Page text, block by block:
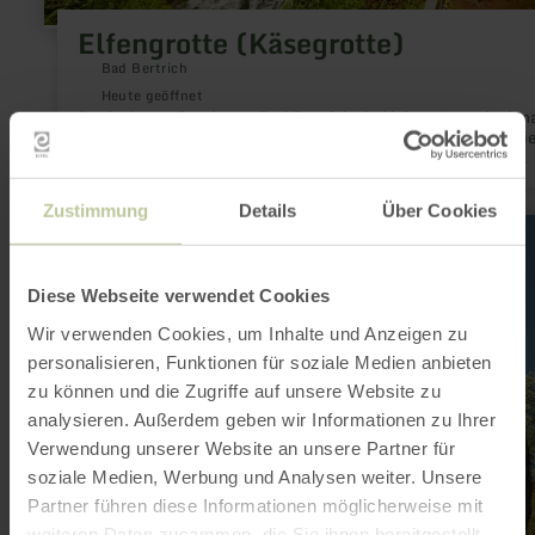
Zustimmung Details Über Cookies
Diese Webseite verwendet Cookies
Wir verwenden Cookies, um Inhalte und Anzeigen zu
personalisieren, Funktionen für soziale Medien anbieten
zu können und die Zugriffe auf unsere Website zu
analysieren. Außerdem geben wir Informationen zu Ihrer
Verwendung unserer Website an unsere Partner für
soziale Medien, Werbung und Analysen weiter. Unsere
Partner führen diese Informationen möglicherweise mit
Elfengrotte (Käsegrotte)
Bad Bertrich
Heute geöffnet
Entdecke am Rande von Bad Bertrich ein kleines
besonderen Art: die Elfengrotte, auch Käsegrotte genannt. Sie
entstand vor tausenden Jahren, als heiße Basaltströme das
Üssbachtal durchflossen und die Senke in eine neue Form
Unweit des rauschenden Elbesbachwasserfalls gelegen,
Elfengrotte ein märchenhafter Zauber inne, den du ergründen
solltest.
mehr
erfahren